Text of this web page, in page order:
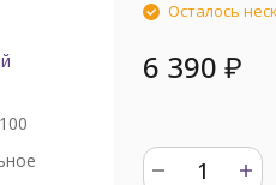
Осталось
6 390 ₽